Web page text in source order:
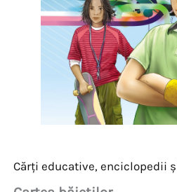
Cărți educative, enciclopedii